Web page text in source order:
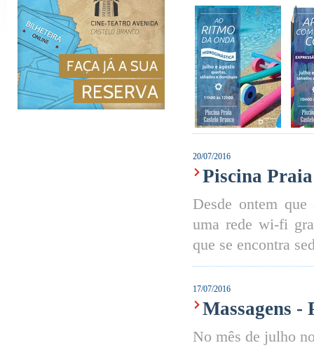
20/07/2016
Piscina
Desde ontem
uma rede wi-fi
que se encontra
17/07/2016
Massagens -
No mês de julho